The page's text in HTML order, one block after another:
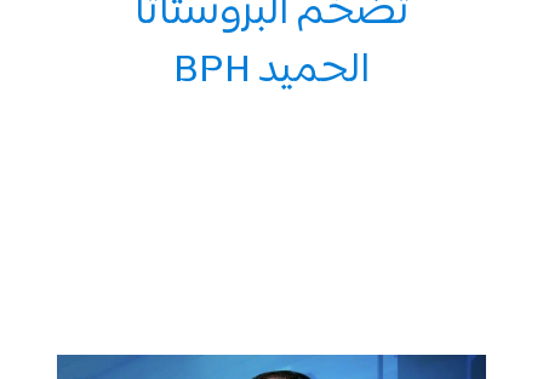
تضخم البروستاتا
الحميد BPH